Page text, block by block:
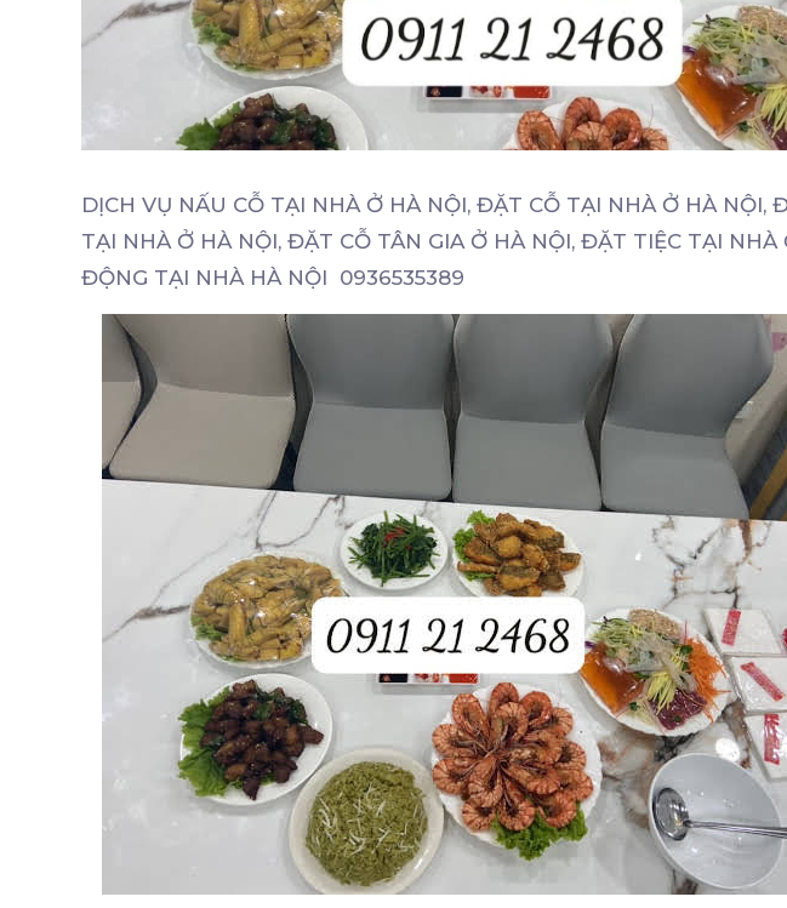
DỊCH VỤ NẤU CỖ TẠI NHÀ Ở HÀ NỘI, ĐẶT CỖ TẠI NHÀ Ở HÀ NỘI,
TẠI NHÀ Ở HÀ NỘI, ĐẶT CỖ TÂN GIA Ở HÀ NỘI, ĐẶT TIỆC TẠI NHÀ
ĐỘNG TẠI NHÀ HÀ NỘI 0936535389